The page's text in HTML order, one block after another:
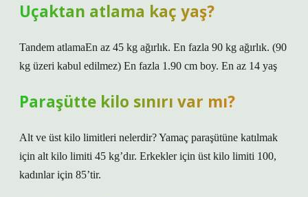
Uçaktan atlama kaç yaş?
Tandem atlamaEn az 45 kg ağırlık. En fazla 90 kg ağırlık. (90
kg üzeri kabul edilmez) En fazla 1.90 cm boy. En az 14 yaş
Paraşütte kilo sınırı var mı?
Alt ve üst kilo limitleri nelerdir? Yamaç paraşütüne katılmak
için alt kilo limiti 45 kg’dır. Erkekler için üst kilo limiti 100,
kadınlar için 85’tir.